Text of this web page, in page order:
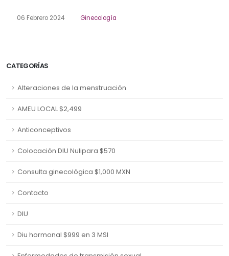
CATEGORÍAS
Alteraciones de la menstruación
AMEU LOCAL $2,499
Anticonceptivos
Colocación DIU Nulipara $570
Consulta ginecológica $1,000 MXN
Contacto
DIU
Diu hormonal $999 en 3 MSI
06 Febrero 2024 Ginecología